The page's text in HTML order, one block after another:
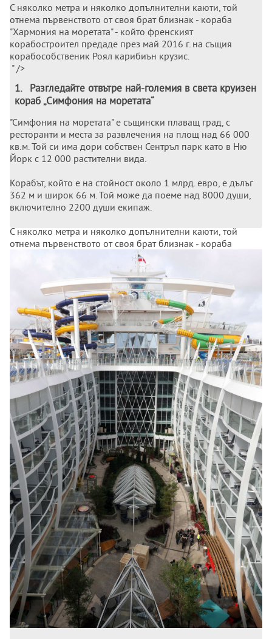
С няколко метра и няколко допълнителни каюти, той
отнема първенството от своя брат близнак - кораба
"Хармония на моретата" - който френският
корабостроител предаде през май 2016 г. на същия
корабособственик Роял карибиън крузис.
" />
1.
Разгледайте отвътре най-големия в света круизен
кораб „Симфония на моретата“
"Симфония на моретата" е същински плаващ град, с
ресторанти и места за развлечения на площ над 66 000
кв.м. Той си има дори собствен Сентръл парк като в Ню
Йорк с 12 000 растителни вида.
Корабът, който е на стойност около 1 млрд. евро, е дълъг
362 м и широк 66 м. Той може да поеме над 8000 души,
включително 2200 души екипаж.
С няколко метра и няколко допълнителни каюти, той
отнема първенството от своя брат близнак - кораба
"Хармония на моретата" - който френският
корабостроител предаде през май 2016 г. на същия
корабособственик Роял карибиън крузис.